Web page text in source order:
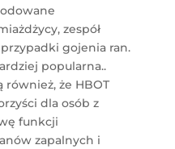
zespół
gojenia ran.
popularna..
że HBOT
dla osób z
funkcji
zapalnych i